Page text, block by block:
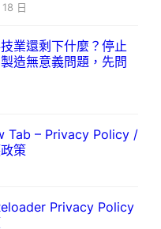
日
業還剩下什麼？停止
造無意義問題，先問
Tab – Privacy Policy /
策
Privacy Policy